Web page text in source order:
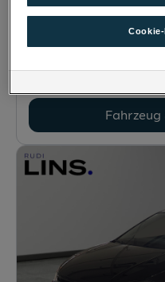
8665 Langenwang,
05/2026
Kilometerstand
250 km
Fahrzeug